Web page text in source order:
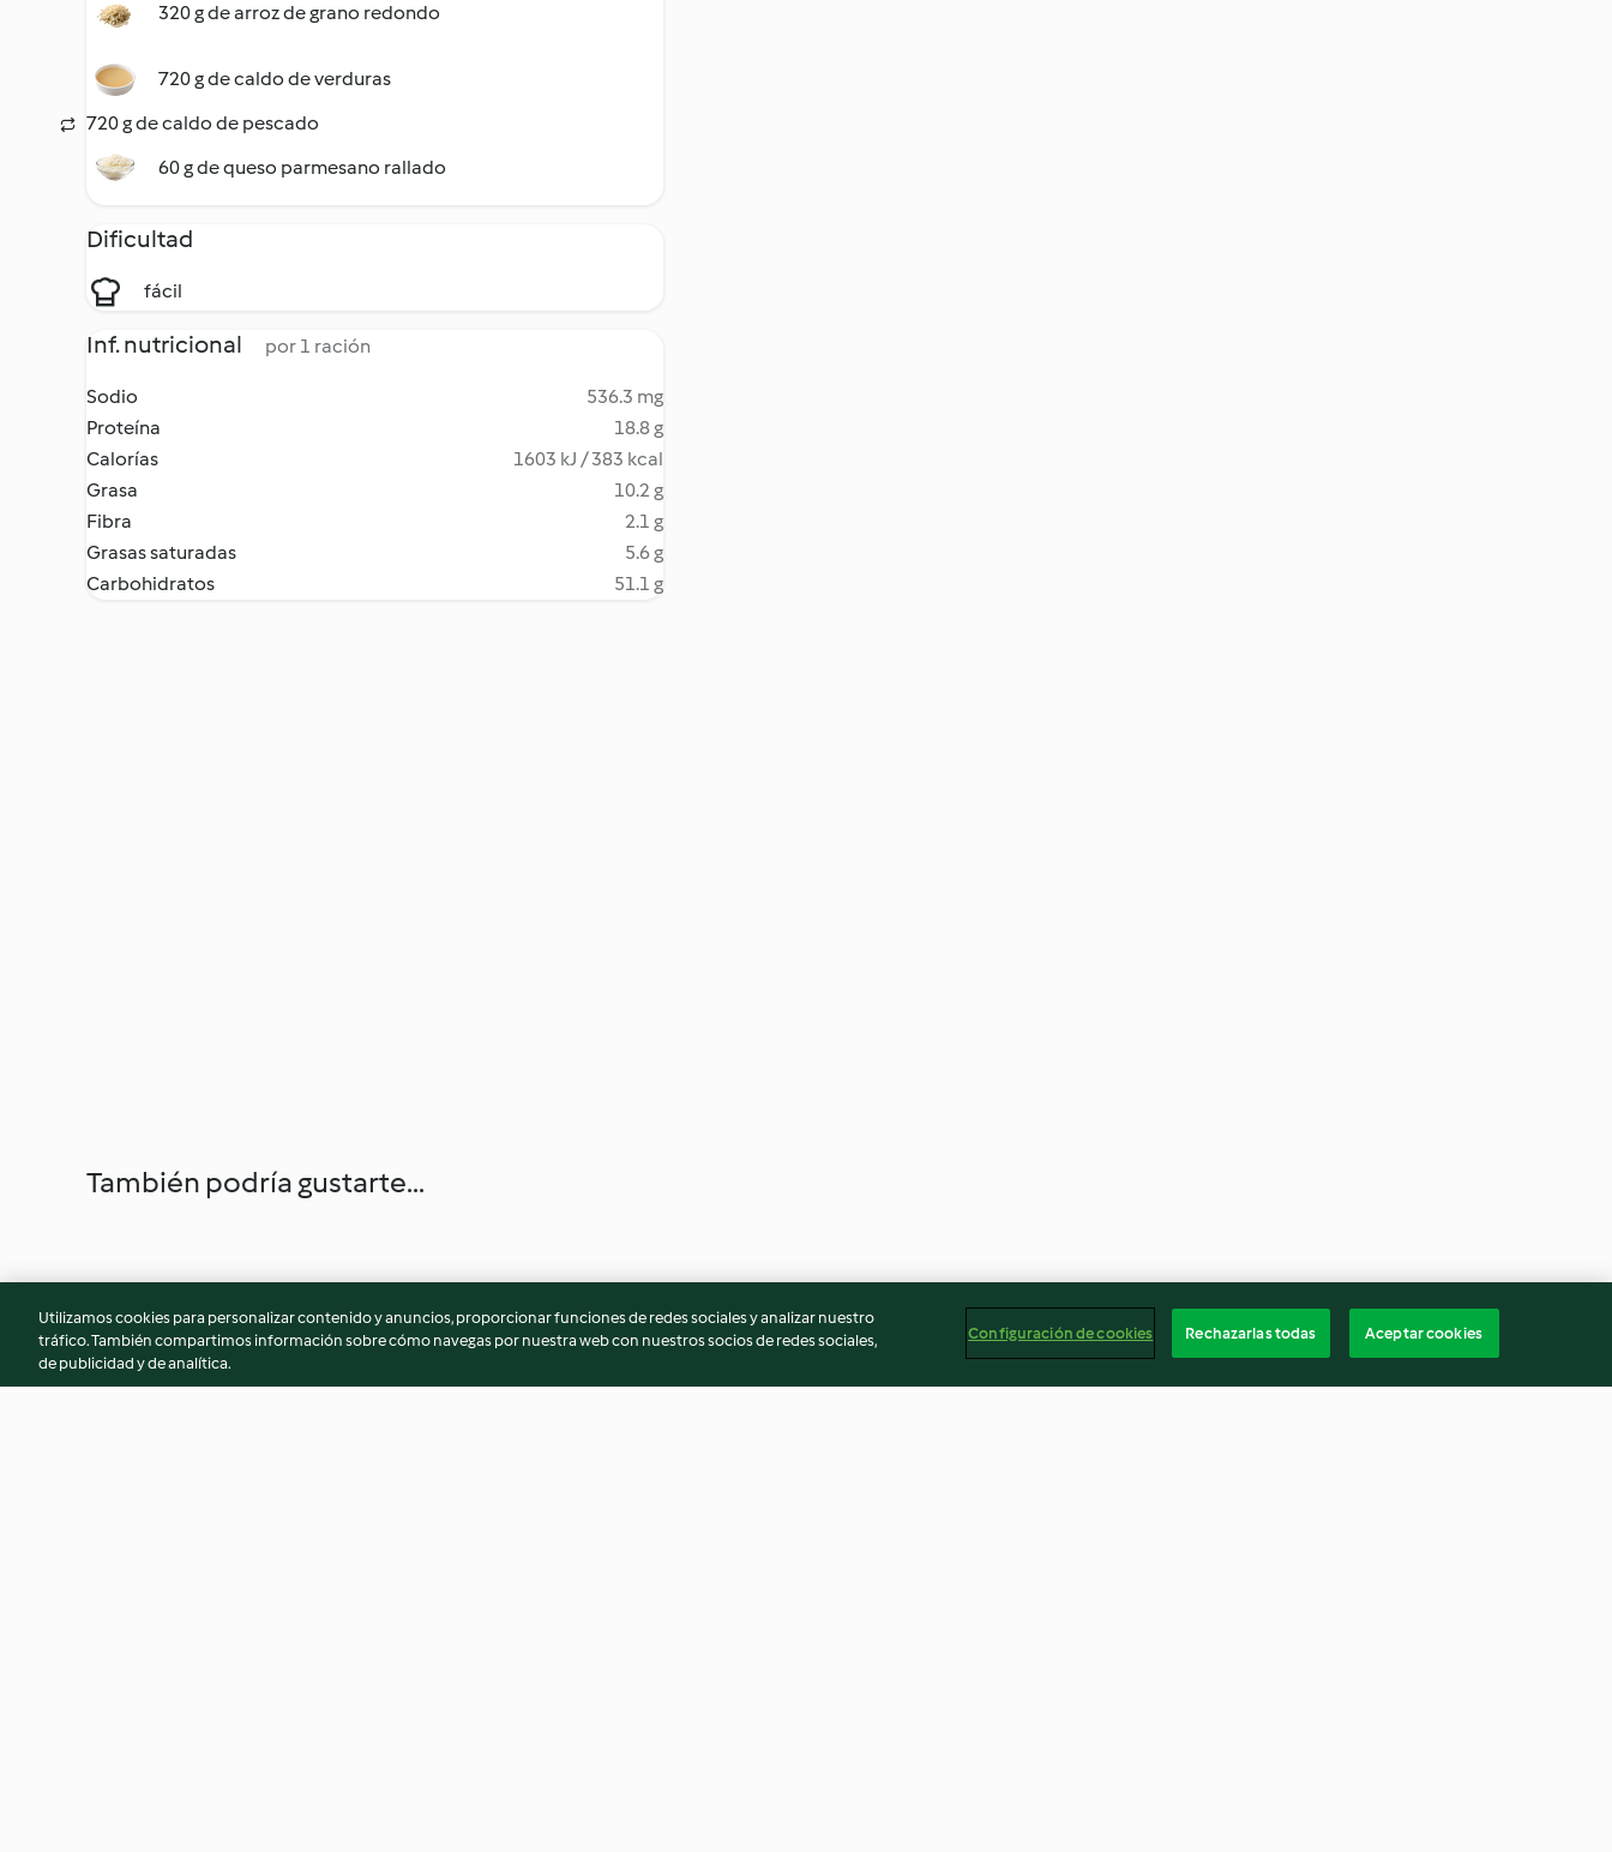
320 g de arroz de grano redondo
720 g de caldo de verduras
720 g de caldo de pescado
60 g de queso parmesano rallado
Dificultad
fácil
Inf. nutricional por 1 ración
Sodio
536.3 mg
Proteína
18.8 g
Calorías
1603 kJ / 383 kcal
Grasa
10.2 g
Fibra
2.1 g
Grasas saturadas
5.6 g
Carbohidratos
51.1 g
También podría gustarte...
Utilizamos cookies para personalizar contenido y anuncios, proporcionar funciones de redes sociales y analizar nuestro
tráfico. También compartimos información sobre cómo navegas por nuestra web con nuestros socios de redes sociales,
de publicidad y de analítica.
Configuración de cookies Rechazarlas todas Aceptar cookies